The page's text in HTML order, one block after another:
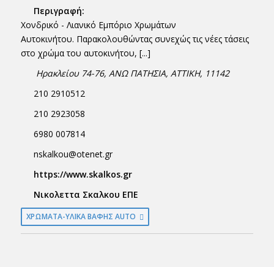
Περιγραφή:
Χονδρικό - Λιανικό Εμπόριο Χρωμάτων
Αυτοκινήτου. Παρακολουθώντας συνεχώς τις νέες τάσεις
στο χρώμα του αυτοκινήτου, [...]
Ηρακλείου 74-76, ΑΝΩ ΠΑΤΗΣΙΑ, ΑΤΤΙΚΗ, 11142
210 2910512
210 2923058
6980 007814
nskalkou@otenet.gr
https://www.skalkos.gr
Νικολεττα Σκαλκου ΕΠΕ
ΧΡΩΜΑΤΑ-ΥΛΙΚΑ ΒΑΦΗΣ AUTO